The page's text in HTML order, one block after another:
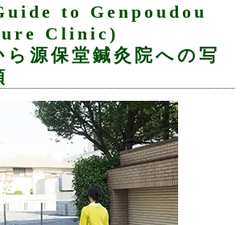
to Genpoudou
Clinic)
ら源保堂鍼灸院への写